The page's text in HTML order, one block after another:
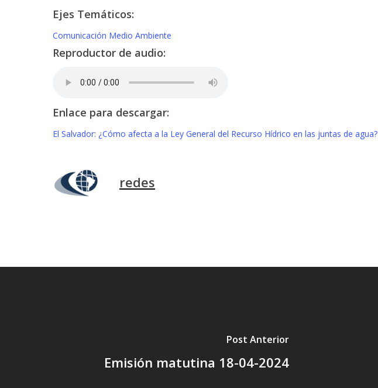
Ejes Temáticos:
Comunicación Medio Ambiente
Reproductor de audio:
Enlace para descargar:
El Salvador: ¿Cómo afecta a la Ley General del Recurso Hídrico en las juntas de agua?
redes
Post Anterior
Emisión matutina 18-04-2024